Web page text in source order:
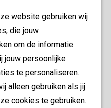
website gebruiken wij
die jouw
om de informatie
jouw persoonlijke
te personaliseren.
alleen gebruiken als jij
cookies te gebruiken.
bij de accommodatie